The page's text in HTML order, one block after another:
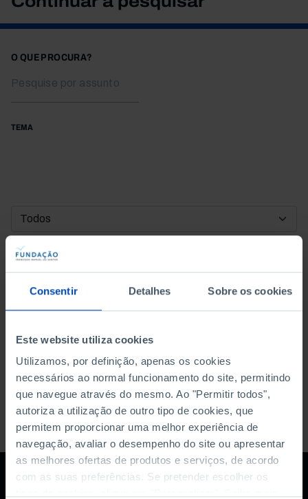
Consentir Detalhes Sobre os cookies
Este website utiliza cookies
Utilizamos, por definição, apenas os cookies
necessários ao normal funcionamento do site, permitindo
que navegue através do mesmo. Ao "Permitir todos",
autoriza a utilização de outro tipo de cookies, que
permitem proporcionar uma melhor experiência de
navegação, avaliar o desempenho do site ou apresentar
as melhores ofertas de produtos e serviços, de acordo
com as suas preferências. Se pretender escolher os
O QUE PROCURA?
TEMA
DATA DE INÍCIO
DATA DE FIM